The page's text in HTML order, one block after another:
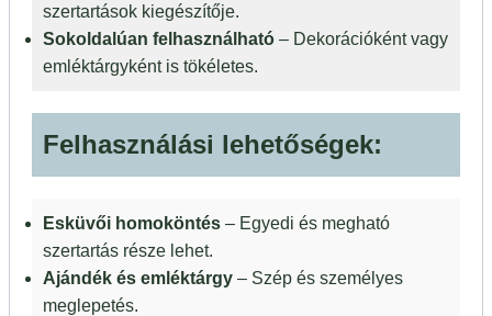
szertartások kiegészítője.
Sokoldalúan felhasználható – Dekorációként vagy
emléktárgyként is tökéletes.
Felhasználási lehetőségek:
Esküvői homoköntés – Egyedi és megható
szertartás része lehet.
Ajándék és emléktárgy – Szép és személyes
meglepetés.